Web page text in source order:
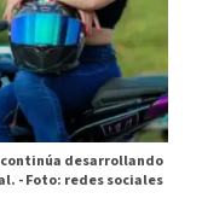
continúa desarrollando
-Foto: redes sociales